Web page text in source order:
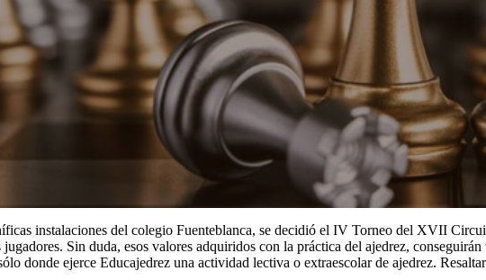
instalaciones del colegio Fuenteblanca, se decidió el IV Torneo del XVII
Sin duda, esos valores adquiridos con la práctica del ajedrez,
donde ejerce Educajedrez una actividad lectiva o extraescolar de ajedrez.